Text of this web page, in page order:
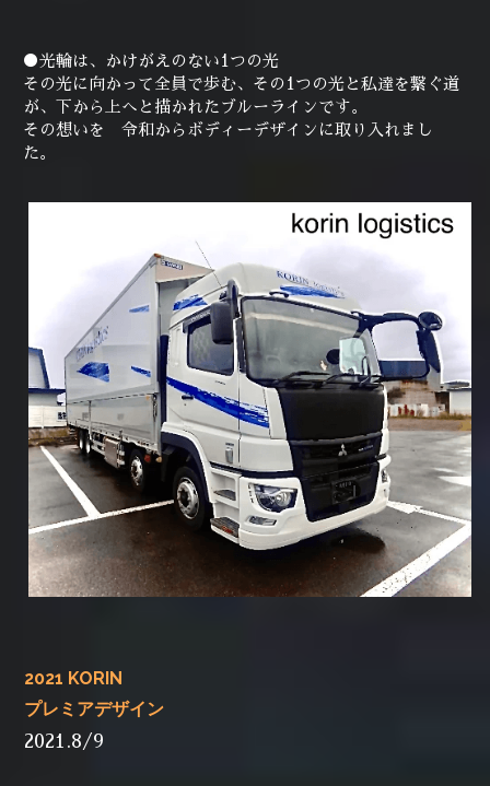
●光輪は、かけがえのない1つの光
その光に向かって全員で歩む、その1つの光と私達を繋ぐ道
が、下から上へと描かれたブルーラインです。
その想いを　令和からボディーデザインに取り入れまし
た。
2021 KORIN
プレミアデザイン
2021.8/9